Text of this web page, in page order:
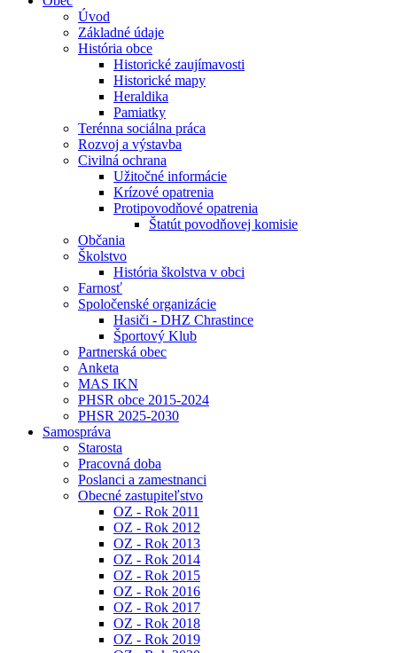
Úvod
Základné údaje
História obce
Historické zaujímavosti
Historické mapy
Heraldika
Pamiatky
Terénna sociálna práca
Rozvoj a výstavba
Civilná ochrana
Užitočné informácie
Krízové opatrenia
Protipovodňové opatrenia
Štatút povodňovej komisie
Občania
Školstvo
História školstva v obci
Farnosť
Spoločenské organizácie
Hasiči - DHZ Chrastince
Športový Klub
Partnerská obec
Anketa
MAS IKN
PHSR obce 2015-2024
PHSR 2025-2030
Samospráva
Starosta
Pracovná doba
Poslanci a zamestnanci
Obecné zastupiteľstvo
OZ - Rok 2011
OZ - Rok 2012
OZ - Rok 2013
OZ - Rok 2014
OZ - Rok 2015
OZ - Rok 2016
OZ - Rok 2017
OZ - Rok 2018
OZ - Rok 2019